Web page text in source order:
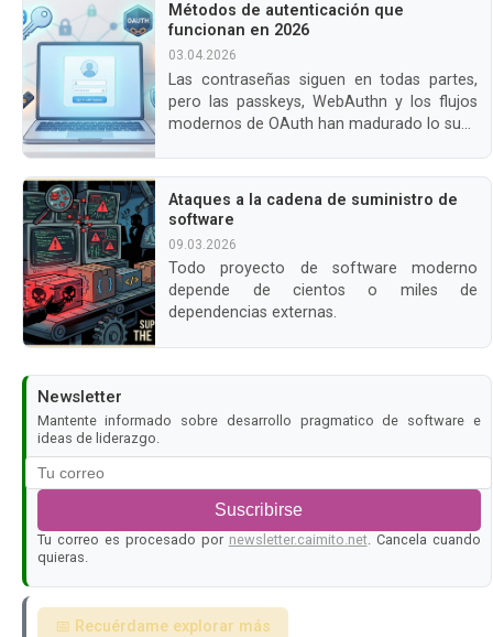
Métodos de autenticación que
funcionan en 2026
03.04.2026
Las contraseñas siguen en todas partes,
pero las passkeys, WebAuthn y los flujos
modernos de OAuth han madurado lo su...
Ataques a la cadena de suministro de
software
09.03.2026
Todo proyecto de software moderno
depende de cientos o miles de
dependencias externas.
Newsletter
Mantente informado sobre desarrollo pragmatico de software e
ideas de liderazgo.
Suscribirse
Tu correo es procesado por newsletter.caimito.net. Cancela cuando
quieras.
📅 Recuérdame explorar más